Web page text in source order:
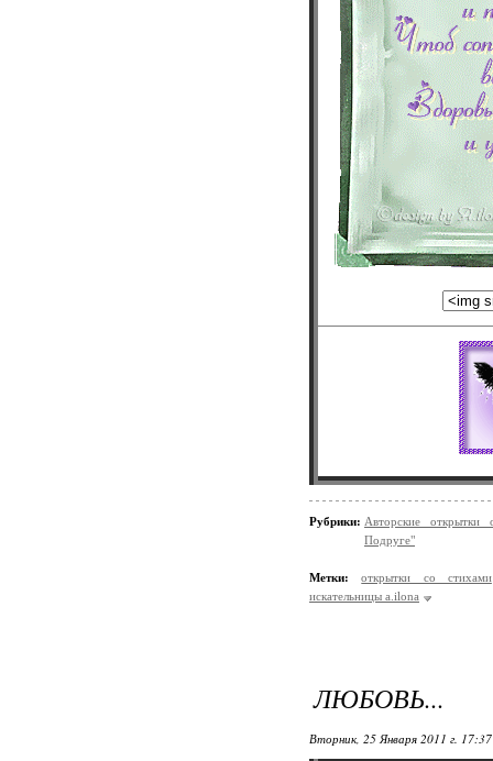
Рубрики: Авторские открытки
Подруге"
Метки:
открытки со стихами
искательницы a.ilona
ЛЮБОВЬ...
Вторник, 25 Января 2011 г.